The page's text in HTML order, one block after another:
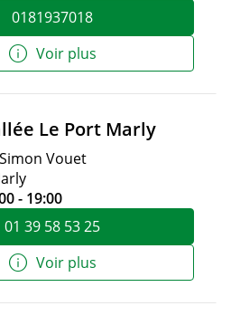
0181937018
Voir plus
Le Port Marly
Vouet
- 19:00
01 39 58 53 25
Voir plus